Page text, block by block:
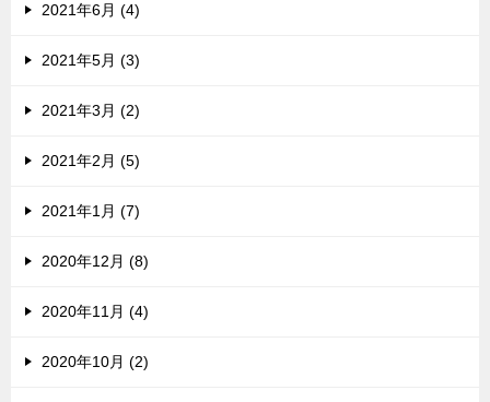
2021年6月 (4)
2021年5月 (3)
2021年3月 (2)
2021年2月 (5)
2021年1月 (7)
2020年12月 (8)
2020年11月 (4)
2020年10月 (2)